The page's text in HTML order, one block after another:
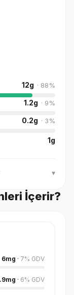
12g · 88%
1.2g · 9%
0.2g · 3%
1g
▾
İçerir?
6mg · 7% GDV
mg · 6% GDV